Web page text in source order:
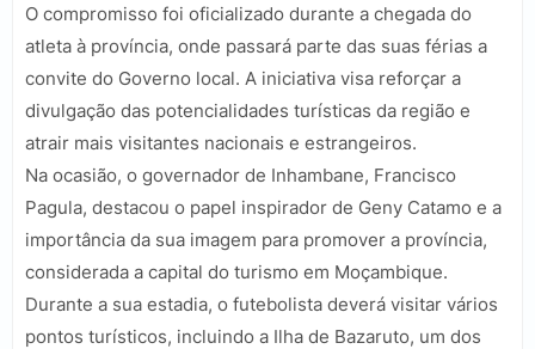
O compromisso foi oficializado durante a chegada do
atleta à província, onde passará parte das suas férias a
convite do Governo local. A iniciativa visa reforçar a
divulgação das potencialidades turísticas da região e
atrair mais visitantes nacionais e estrangeiros.
Na ocasião, o governador de Inhambane, Francisco
Pagula, destacou o papel inspirador de Geny Catamo e a
importância da sua imagem para promover a província,
considerada a capital do turismo em Moçambique.
Durante a sua estadia, o futebolista deverá visitar vários
pontos turísticos, incluindo a Ilha de Bazaruto, um dos